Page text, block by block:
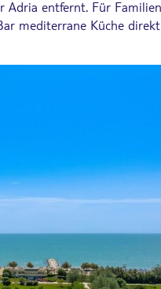
Adria entfernt. Für
mediterrane Küche